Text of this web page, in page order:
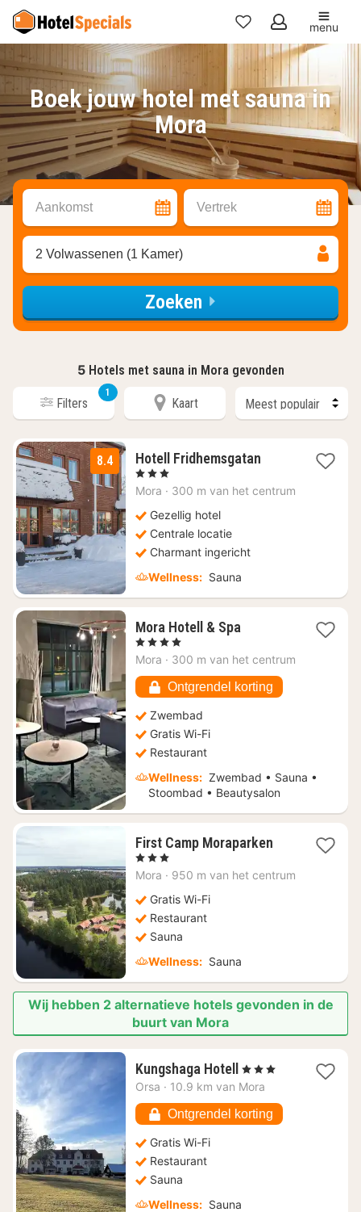
Mijn
favorieten
menu
Boek jouw hotel met sauna in
Mora
Aankomst Vertrek
2 Volwassenen (1 Kamer)
Zoeken
5 Hotels met sauna in Mora gevonden
Filters
1
Kaart
8.4 Hotell Fridhemsgatan1
vanaf
, 3 Sterren
Mora · 300 m van het centrum
Gezellig hotel
Centrale locatie
Charmant ingericht
Wellness: Sauna
Mora Hotell & Spa1
vanaf
105,18
, 4 Sterren
Mora · 300 m van het centrum
Ontgrendel korting
Zwembad
Gratis Wi-Fi
Restaurant
Wellness: Zwembad • Sauna •
Stoombad • Beautysalon
First Camp Moraparken1
vanaf
, 3 Sterren
Mora · 950 m van het centrum
Gratis Wi-Fi
Restaurant
Sauna
Wellness: Sauna
Wij hebben 2 alternatieve hotels gevonden in de
buurt van Mora
Kungshaga Hotell 1
nacht
€
116,47
, 3 Sterren
Orsa · 10.9 km van Mora
Ontgrendel korting
Gratis Wi-Fi
Restaurant
Sauna
Wellness: Sauna